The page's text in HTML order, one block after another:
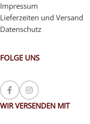
Impressum
Lieferzeiten und Versand
Datenschutz
FOLGE UNS
WIR VERSENDEN MIT